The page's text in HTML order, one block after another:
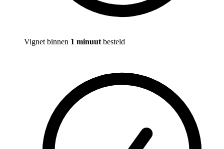
Vignet binnen 1 minuut besteld